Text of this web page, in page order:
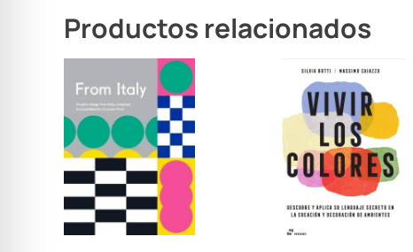
Productos relacionados